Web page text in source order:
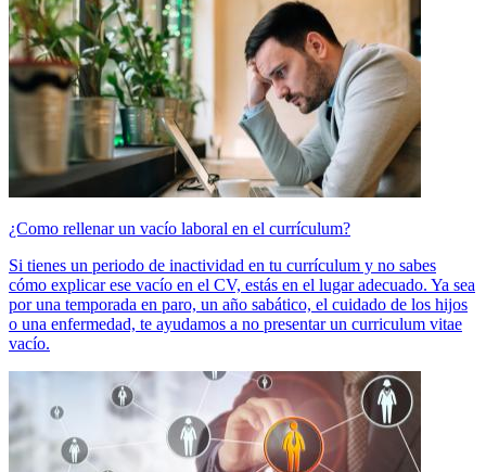
¿Como rellenar un vacío laboral en el currículum?
Si tienes un periodo de inactividad en tu currículum y no sabes
cómo explicar ese vacío en el CV, estás en el lugar adecuado. Ya sea
por una temporada en paro, un año sabático, el cuidado de los hijos
o una enfermedad, te ayudamos a no presentar un curriculum vitae
vacío.